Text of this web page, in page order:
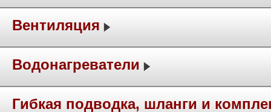
Вентиляция
Водонагреватели
Гибкая подводка, шланги и